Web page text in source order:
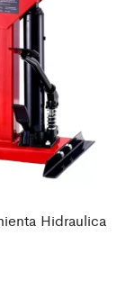
Hidraulica